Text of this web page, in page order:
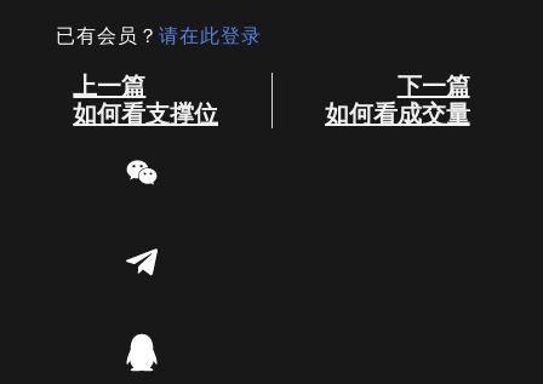
已有会员？ 请在此登录
Prev
上一篇
如何看支撑位
下一篇
如何看成交量